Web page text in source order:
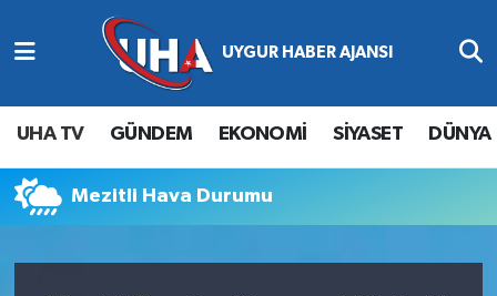
UHA TV GÜNDEM EKONOMİ SİYASET DÜNYA
Mezitli Hava Durumu
Abone Ol
Gündem
Ekonomi
Nöbetçi Eczaneler
Hava Durumu
Namaz Vakitleri